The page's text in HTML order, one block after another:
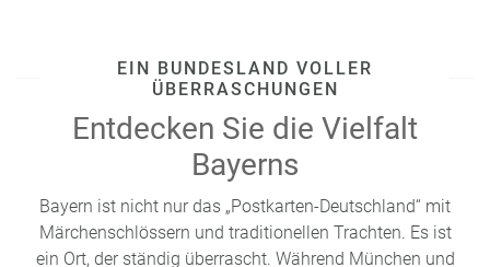
EIN BUNDESLAND VOLLER
ÜBERRASCHUNGEN
Entdecken Sie die Vielfalt
Bayerns
Bayern ist nicht nur das „Postkarten-Deutschland“ mit
Märchenschlössern und traditionellen Trachten. Es ist
ein Ort, der ständig überrascht. Während München und